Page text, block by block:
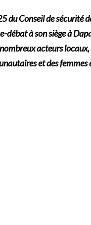
Conseil de sécurité
à son siège à
acteurs
et des femmes